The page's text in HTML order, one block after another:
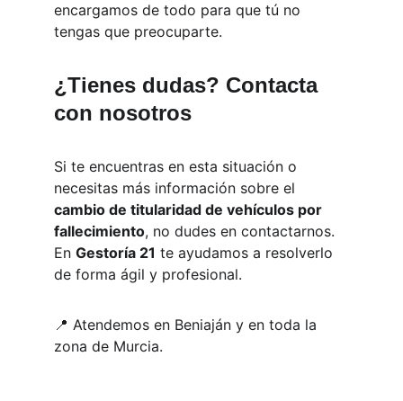
encargamos de todo para que tú no
tengas que preocuparte.
¿Tienes dudas? Contacta
con nosotros
Si te encuentras en esta situación o
necesitas más información sobre el
cambio de titularidad de vehículos por
fallecimiento, no dudes en contactarnos.
En Gestoría 21 te ayudamos a resolverlo
de forma ágil y profesional.
📍 Atendemos en Beniaján y en toda la
zona de Murcia.